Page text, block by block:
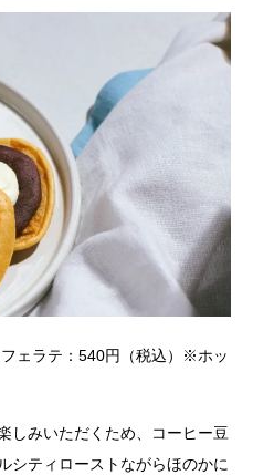
ェラテ：540円（税込）※ホッ
しみいただくため、コーヒー豆
シティローストながらほのかに